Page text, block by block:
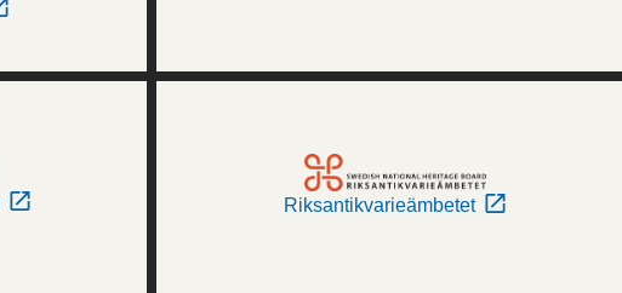
Riksantikvarieämbetet